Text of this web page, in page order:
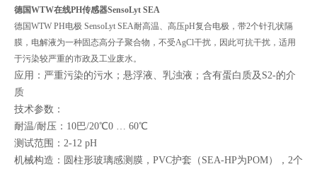
德国WTW在线PH传感器SensoLyt SEA
德国WTW PH电极 SensoLyt SEA耐高温、高压pH复合电极，带2个针孔状隔
膜，电解液为一种固态高分子聚合物，不受AgCl干扰，因此可抗干扰，适用
于污染较严重的市政及工业废水。
应用： 严重污染的污水 ； 悬浮液 乳浊液 ； 含有蛋白质及 S2-的介
质
技术参数：
耐温/耐压 ： 10巴/20℃0 … 60℃
测试范围 ： 2-12 pH
机械构造 ： 圆柱形玻璃感测膜， PVC护套（SEA-HP为POM），2个